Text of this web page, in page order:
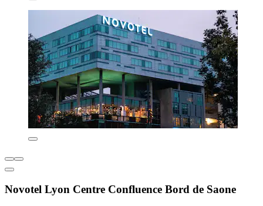
Novotel Lyon Centre Confluence Bord de Saone